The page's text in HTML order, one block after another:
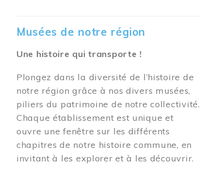
Musées de notre région
Une histoire qui transporte !
Plongez dans la diversité de l’histoire de
notre région grâce à nos divers musées,
piliers du patrimoine de notre collectivité.
Chaque établissement est unique et
ouvre une fenêtre sur les différents
chapitres de notre histoire commune, en
invitant à les explorer et à les découvrir.